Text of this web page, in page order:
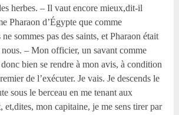
herbes. – Il vaut encore mieux,dit-il
Pharaon d’Égypte que comme
sommes pas des saints, et Pharaon était
– Mon officier, un savant comme
bien se rendre à mon avis, à condition
de l’exécuter. Je vais. Je descends le
sous le berceau en me tenant aux
et,dites, mon capitaine, je me sens tirer par